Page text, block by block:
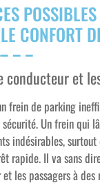
CONFORT
conducteur et
frein de parking
sécurité. Un frein qui
indésirables,
rapide. Il va sans
les passagers à